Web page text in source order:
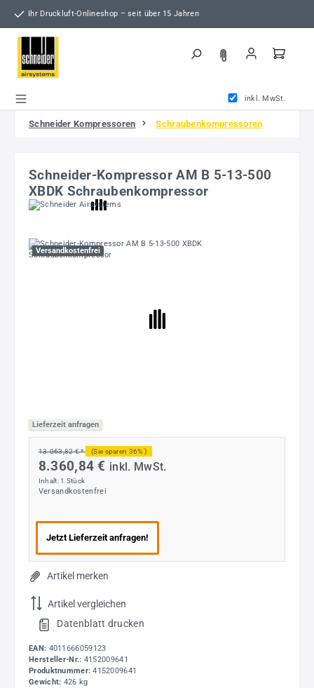
Zum Hauptinhalt springen
Ihr Druckluft-Onlineshop – seit über 15 Jahren
inkl. MwSt.
Schneider Kompressoren Schraubenkompressoren
Schneider-Kompressor AM B 5-13-500
XBDK Schraubenkompressor
Bildergalerie überspringen
Versandkostenfrei
Lieferzeit anfragen
13.063,82 € * (Sie sparen 36% )
8.360,84 € inkl. MwSt.
Inhalt: 1 Stück
Versandkostenfrei
Jetzt Lieferzeit anfragen!
Artikel merken
Artikel vergleichen
. Datenblatt drucken
EAN: 4011666059123
Hersteller-Nr.: 4152009641
Produktnummer: 4152009641
Gewicht: 426 kg